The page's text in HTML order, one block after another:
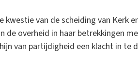
kwestie van de scheiding van
de overheid in haar betrekkingen
van partijdigheid een klacht in te